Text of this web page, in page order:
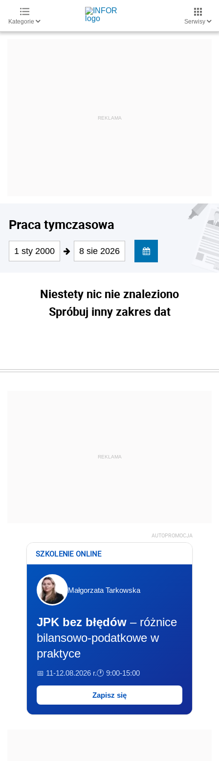
Kategorie Serwisy
Praca tymczasowa
1 sty 2000 8 sie 2026
Niestety nic nie znaleziono
Spróbuj inny zakres dat
REKLAMA
AUTOPROMOCJA
SZKOLENIE ONLINE
Małgorzata Tarkowska
JPK bez błędów – różnice
bilansowo-podatkowe w
praktyce
📅 11-12.08.2026 r.🕐 9:00-15:00
Zapisz się